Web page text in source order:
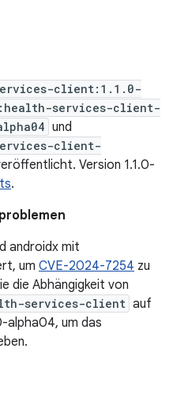
client:1.1.0-
services-client-
und
client-
Version 1.1.0-
.
androidx mit
um CVE-2024-7254 zu
die Abhängigkeit von
services-client auf
alpha04, um das